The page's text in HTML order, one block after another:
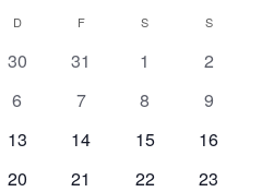
Suche
und
D F S S
0
30
0
31
0
1
0
2
0
6
0
7
0
8
0
9
0
13
0
14
0
15
0
16
0
20
0
21
0
22
0
23